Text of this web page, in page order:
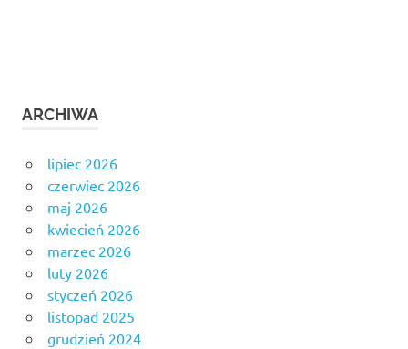
ARCHIWA
lipiec 2026
czerwiec 2026
maj 2026
kwiecień 2026
marzec 2026
luty 2026
styczeń 2026
listopad 2025
grudzień 2024